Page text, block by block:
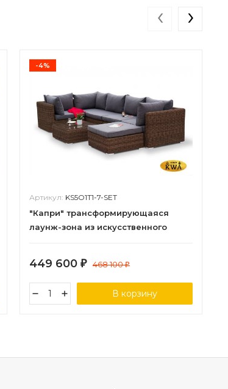
-4%
Артикул: KS5O1T1-7-SET
"Капри" трансформирующаяся
лаунж-зона из искусственного
449 600 ₽ 468 100₽
В корзину
‹ ›